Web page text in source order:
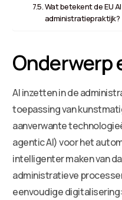
Wat betekent de EU
administratiepraktijk?
Onderwerp
AI inzetten in de
toepassing van
aanverwante
agentic AI) voor het
intelligenter maken van
administratieve
eenvoudige